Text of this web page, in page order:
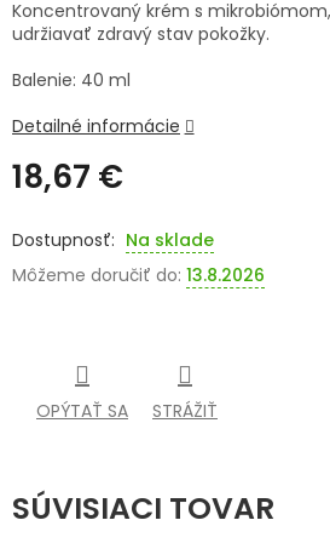
SENIORI
ZNAČKY
18,67 €
cena:
Na sklade
Môžeme doručiť do: 13.8.2026
Koncentrovaný krém s
udržiavať zdravý stav pokožky.
Balenie: 40 ml
Detailné informácie
OPÝTAŤ SA STRÁŽIŤ
SÚVISIACI TOVAR